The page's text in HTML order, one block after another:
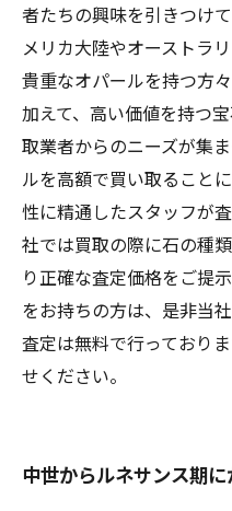
者たちの興味を引きつけ
メリカ大陸やオーストラ
貴重なオパールを持つ方
加えて、高い価値を持つ
取業者からのニーズが集
ルを高額で買い取ること
性に精通したスタッフが
社では買取の際に石の種
り正確な査定価格をご提
をお持ちの方は、是非当
査定は無料で行っており
せください。
中世からルネサンス期